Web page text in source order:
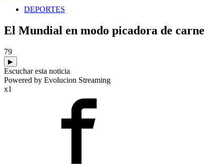
DEPORTES
El Mundial en modo picadora de
79
▶
Escuchar esta noticia
Powered by Evolucion Streaming
x1